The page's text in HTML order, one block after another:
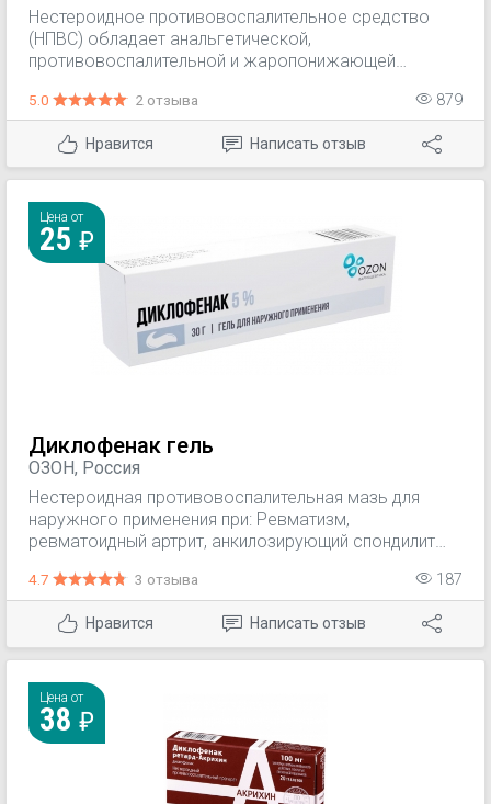
Нестероидное противовоспалительное средство
(НПВС) обладает анальгетической,
противовоспалительной и жаропонижающей
эффекты препарата обусловлены его
ингибирующим действием на фермент
циклооксигеназу, что приводит к выраженному
снижению синтеза простагландинов. Данные
воспаления, боли, лихорадки.
5.0 2 отзыва 879
Нравится Написать отзыв
Цена от
25
Диклофенак гель
ОЗОН, Россия
Нестероидная противовоспалительная мазь для
наружного применения при: Ревматизм,
ревматоидный артрит, анкилозирующий спондилит
мягких тканей и суставов, которые сопровождаются
болевым синдромом, в том числе травмы опорно-
двигательного аппарата; острый приступ подагры,
артроз, спондилоартроз, неврит, невралгия, люмбаго,
назначают при тендините, бурсите,
послеоперационном болевом синдроме.
4.7 3 отзыва 187
Нравится Написать отзыв
Цена от
38